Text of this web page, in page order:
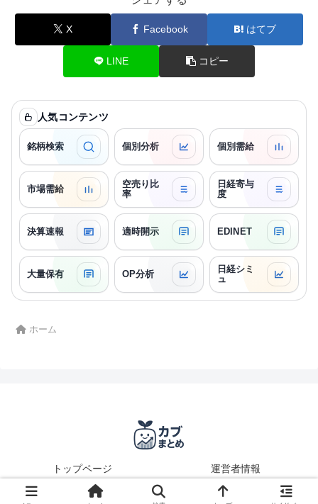
X Facebook はてブ
LINE コピー
人気コンテンツ
銘柄検索 個別分析 個別需給
市場需給
空売り比
率
日経寄与
度
決算速報 適時開示 EDINET
大量保有 OP分析
日経シミ
ュ
ホーム
トップページ 運営者情報
© 2025 カブまとめ.